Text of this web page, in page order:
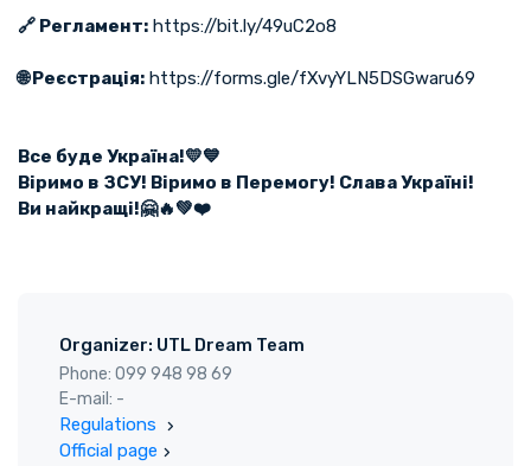
🔗 Регламент: https://bit.ly/49uC2o8
🌐 Реєстрація: https://forms.gle/fXvyYLN5DSGwaru69
Все буде Україна!💛💙
Віримо в ЗСУ! Віримо в Перемогу! Слава Україні!
Ви найкращі!🤗🔥💚❤️
Organizer: UTL Dream Team
Phone: 099 948 98 69
E-mail: -
Regulations
Official page